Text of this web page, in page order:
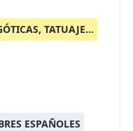
TATUAJE...
ESPAÑOLES